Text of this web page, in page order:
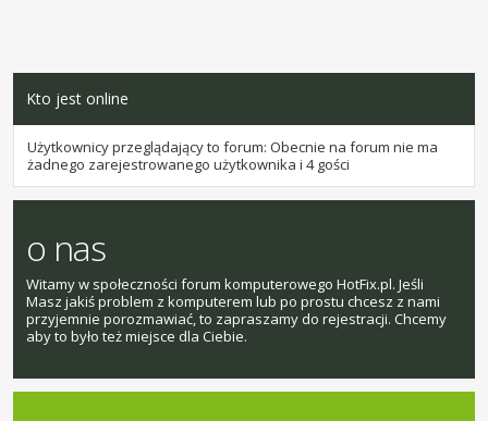
Kto jest online
Użytkownicy przeglądający to forum: Obecnie na forum nie ma
żadnego zarejestrowanego użytkownika i 4 gości
o nas
Witamy w społeczności forum komputerowego HotFix.pl. Jeśli
Masz jakiś problem z komputerem lub po prostu chcesz z nami
przyjemnie porozmawiać, to zapraszamy do rejestracji. Chcemy
aby to było też miejsce dla Ciebie.